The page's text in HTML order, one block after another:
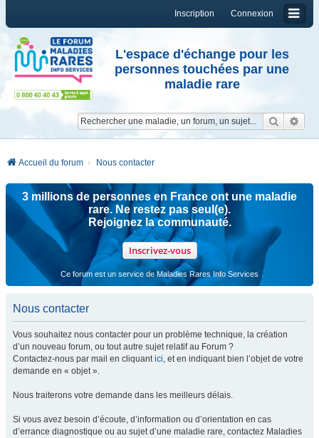
Connexion
Inscription
L'espace d'échange pour les
personnes touchées par une
maladie rare
Accueil du forum Nous contacter
3 millions de personnes en France ont une maladie
rare. Ne restez pas seul(e).
Rejoignez la communauté.
Inscrivez-vous
Ce forum est un service de Maladies Rares Info Services
Nous contacter
Vous souhaitez nous contacter pour un problème technique, la création
d’un nouveau forum, ou tout autre sujet relatif au Forum ?
Contactez-nous par mail en cliquantici, et en indiquant bien l’objet de votre
demande en « objet ».
Nous traiterons votre demande dans les meilleurs délais.
Si vous avez besoin d’écoute, d’information ou d’orientation en cas
d’errance diagnostique ou au sujet d’une maladie rare, contactez Maladies